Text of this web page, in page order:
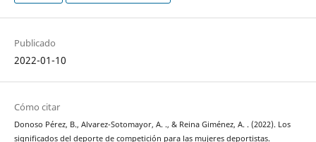
Publicado
2022-01-10
Cómo citar
Donoso Pérez, B., Alvarez-Sotomayor, A. ., & Reina Giménez, A. . (2022). Los
significados del deporte de competición para las mujeres deportistas.